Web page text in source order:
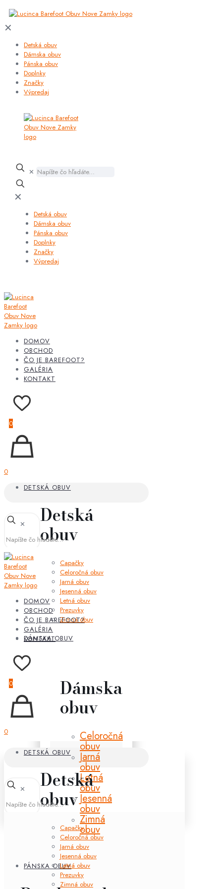
✕
Detská obuv
Dámska obuv
Pánska obuv
Doplnky
Značky
Výpredaj
✕
✕
Detská obuv
Dámska obuv
Pánska obuv
Doplnky
Značky
Výpredaj
DOMOV
OBCHOD
ČO JE BAREFOOT?
GALÉRIA
KONTAKT
0
0
DETSKÁ OBUV
Detská
obuv
Capačky
Celoročná obuv
Jarná obuv
Jesenná obuv
Letná obuv
Prezuvky
Zimná obuv
DÁMSKA OBUV
Dámska
obuv
Celoročná
obuv
Jarná
obuv
Letná
obuv
Jesenná
obuv
Zimná
obuv
PÁNSKA OBUV
✕
DOMOV
OBCHOD
ČO JE BAREFOOT?
GALÉRIA
KONTAKT
0
0
DETSKÁ OBUV
Detská
obuv
Capačky
Celoročná obuv
Jarná obuv
Jesenná obuv
Letná obuv
Prezuvky
Zimná obuv
✕